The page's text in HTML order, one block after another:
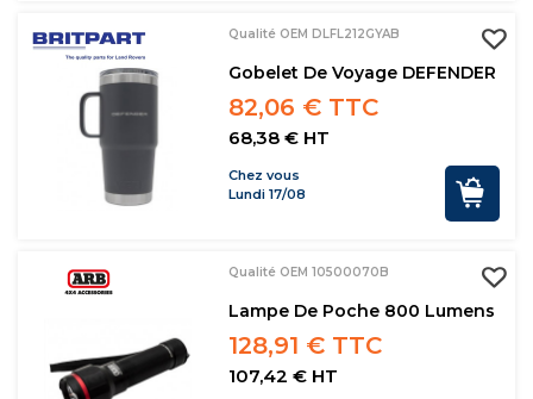
Qualité OEM DLFL212GYAB
Gobelet De Voyage DEFENDER
82,06 € TTC
68,38 € HT
Chez vous
Lundi 17/08
Qualité OEM 10500070B
Lampe De Poche 800 Lumens
128,91 € TTC
107,42 € HT